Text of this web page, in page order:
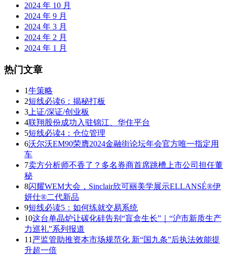
2024 年 10 月
2024 年 9 月
2024 年 3 月
2024 年 2 月
2024 年 1 月
热门文章
1牛策略
2短线必读6：揭秘打板
3 上证/深证/创业板
4联翔股份成功入驻锦江、华住平台
5短线必读4：仓位管理
6沃尔沃EM90荣膺2024金融街论坛年会官方唯一指定用
车
7卖方分析师不香了？多名券商首席跳槽上市公司担任董
秘
8闪耀WEM大会，Sinclair欣可丽美学展示ELLANSÉ®伊
妍仕®二代新品
9短线必读5：如何练就交易系统
10这台单晶炉让碳化硅告别“盲盒生长”｜“沪市新质生产
力巡礼”系列报道
11 严监管助推资本市场规范化 新“国九条”后执法效能提
升超一倍